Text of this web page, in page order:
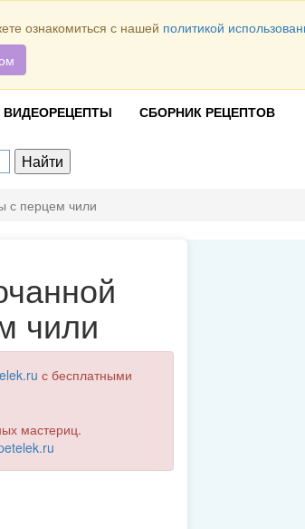
ВИДЕОРЕЦЕПТЫ СБОРНИК РЕЦЕПТОВ
с перцем чили
чили
с бесплатными
мастериц.
ознакомиться с нашей политикой